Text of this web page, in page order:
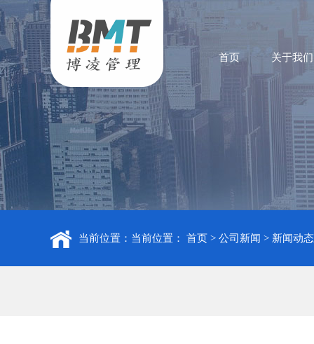
首页 关于我们
当前位置：当前位置： 首页 > 公司新闻 > 新闻动态